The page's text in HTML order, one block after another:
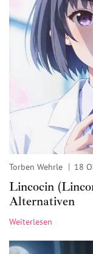
Torben Wehrle 18
Lincocin
Alternativen
Weiterlesen